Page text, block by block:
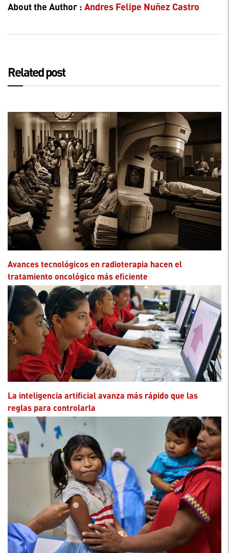
About the Author : Andres Felipe Nuñez Castro
Related post
Avances tecnológicos en radioterapia hacen el
tratamiento oncológico más eficiente
La inteligencia artificial avanza más rápido que las
reglas para controlarla